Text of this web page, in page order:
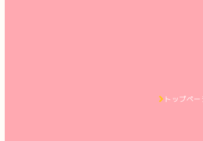
トップペー